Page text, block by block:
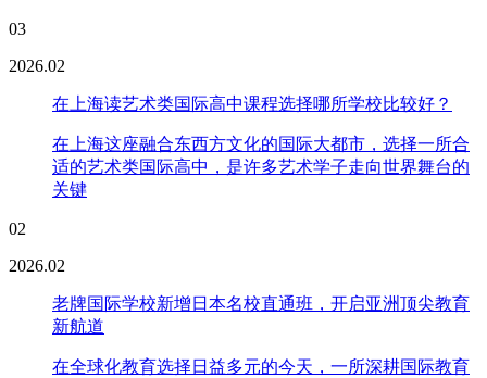
03
2026.02
在上海读艺术类国际高中课程选择哪所学校比较好？
在上海这座融合东西方文化的国际大都市，选择一所合
适的艺术类国际高中，是许多艺术学子走向世界舞台的
关键
02
2026.02
老牌国际学校新增日本名校直通班，开启亚洲顶尖教育
新航道
在全球化教育选择日益多元的今天，一所深耕国际教育